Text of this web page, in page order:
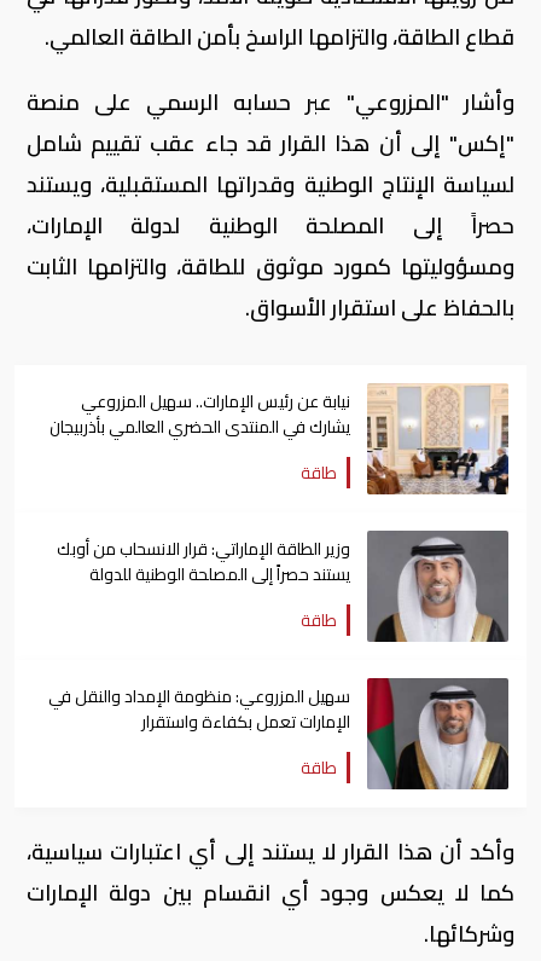
قطاع الطاقة، والتزامها الراسخ بأمن الطاقة العالمي.
وأشار "المزروعي" عبر حسابه الرسمي على منصة
"إكس" إلى أن هذا القرار قد جاء عقب تقييم شامل
لسياسة الإنتاج الوطنية وقدراتها المستقبلية، ويستند
حصراً إلى المصلحة الوطنية لدولة الإمارات،
ومسؤوليتها كمورد موثوق للطاقة، والتزامها الثابت
بالحفاظ على استقرار الأسواق.
نيابة عن رئيس الإمارات.. سهيل المزروعي
يشارك في المنتدى الحضري العالمي بأذربيجان
طاقة
وزير الطاقة الإماراتي: قرار الانسحاب من أوبك
يستند حصراً إلى المصلحة الوطنية للدولة
طاقة
سهيل المزروعي: منظومة الإمداد والنقل في
الإمارات تعمل بكفاءة واستقرار
طاقة
وأكد أن هذا القرار لا يستند إلى أي اعتبارات سياسية،
كما لا يعكس وجود أي انقسام بين دولة الإمارات
وشركائها.